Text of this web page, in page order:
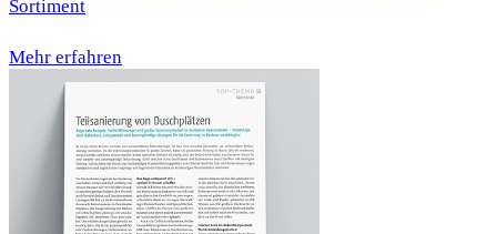
Sortiment
Mehr erfahren